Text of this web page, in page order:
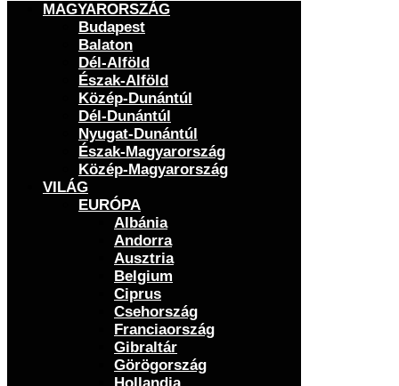
MAGYARORSZÁG
Budapest
Balaton
Dél-Alföld
Észak-Alföld
Közép-Dunántúl
Dél-Dunántúl
Nyugat-Dunántúl
Észak-Magyarország
Közép-Magyarország
VILÁG
EURÓPA
Albánia
Andorra
Ausztria
Belgium
Ciprus
Csehország
Franciaország
Gibraltár
Görögország